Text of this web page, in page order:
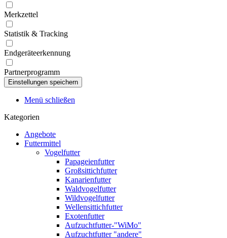
Merkzettel
Statistik & Tracking
Endgeräteerkennung
Partnerprogramm
Menü schließen
Kategorien
Angebote
Futtermittel
Vogelfutter
Papageienfutter
Großsittichfutter
Kanarienfutter
Waldvogelfutter
Wildvogelfutter
Wellensittichfutter
Exotenfutter
Aufzuchtfutter-"WiMo"
Aufzuchtfutter "andere"